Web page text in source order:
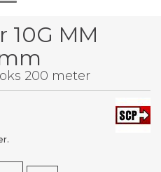
10G MM
200 meter